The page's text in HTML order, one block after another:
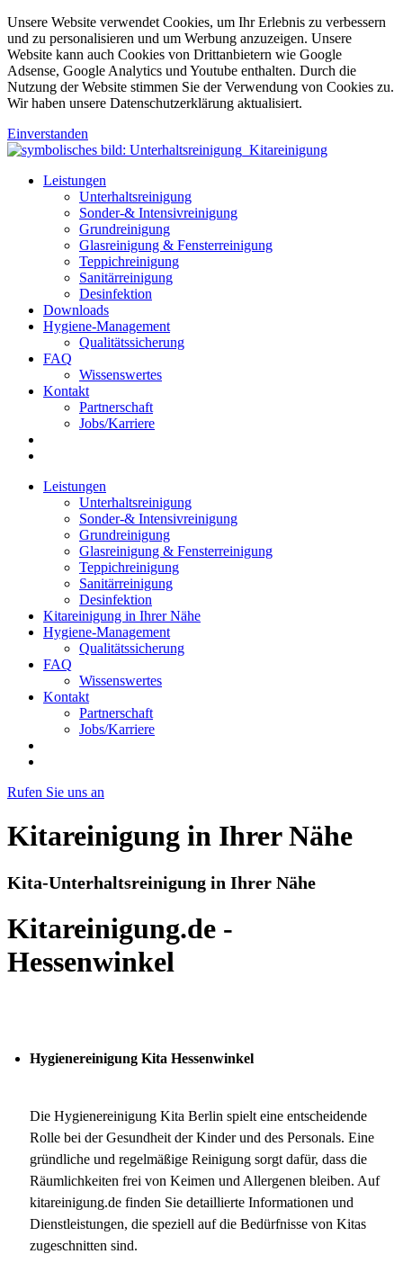
Unsere Website verwendet Cookies, um Ihr Erlebnis zu verbessern
und zu personalisieren und um Werbung anzuzeigen. Unsere
Website kann auch Cookies von Drittanbietern wie Google
Adsense, Google Analytics und Youtube enthalten. Durch die
Nutzung der Website stimmen Sie der Verwendung von Cookies zu.
Wir haben unsere Datenschutzerklärung aktualisiert.
Einverstanden
Leistungen
Unterhaltsreinigung
Sonder-& Intensivreinigung
Grundreinigung
Glasreinigung & Fensterreinigung
Teppichreinigung
Sanitärreinigung
Desinfektion
Downloads
Hygiene-Management
Qualitätssicherung
FAQ
Wissenswertes
Kontakt
Partnerschaft
Jobs/Karriere
Leistungen
Unterhaltsreinigung
Sonder-& Intensivreinigung
Grundreinigung
Glasreinigung & Fensterreinigung
Teppichreinigung
Sanitärreinigung
Desinfektion
Kitareinigung in Ihrer Nähe
Hygiene-Management
Qualitätssicherung
FAQ
Wissenswertes
Kontakt
Partnerschaft
Jobs/Karriere
Rufen Sie uns an
Kitareinigung in Ihrer Nähe
Kita-Unterhaltsreinigung in Ihrer Nähe
Kitareinigung.de -
Hessenwinkel
Hygienereinigung Kita Hessenwinkel
Die Hygienereinigung Kita Berlin spielt eine entscheidende
Rolle bei der Gesundheit der Kinder und des Personals. Eine
gründliche und regelmäßige Reinigung sorgt dafür, dass die
Räumlichkeiten frei von Keimen und Allergenen bleiben. Auf
kitareinigung.de finden Sie detaillierte Informationen und
Dienstleistungen, die speziell auf die Bedürfnisse von Kitas
zugeschnitten sind.